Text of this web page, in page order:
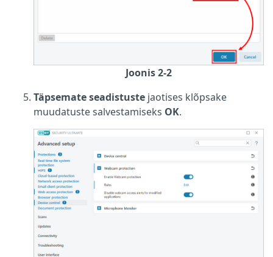
Joonis 2-2
Täpsemate seadistuste jaotises klõpsake
muudatuste salvestamiseks OK.